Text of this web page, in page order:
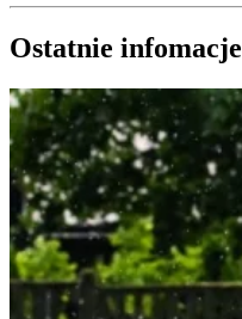
Ostatnie infomacje